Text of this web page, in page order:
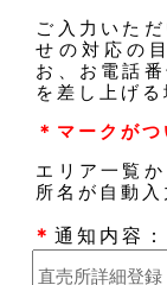
ご入力いた
せの対応の
お、お電話
を差し上げ
＊マークが
エリア一覧
所名が自動
＊通知内容：